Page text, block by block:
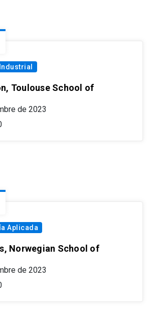
Toulouse School of
de 2023
Aplicada
Norwegian School of
de 2023